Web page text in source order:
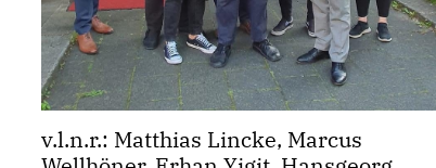
v.l.n.r.: Matthias Lincke, Marcus